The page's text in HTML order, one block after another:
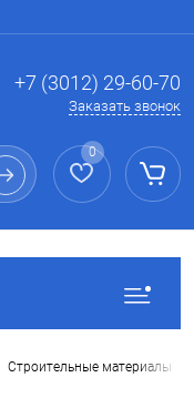
+7 (3012) 29-60-70
Заказать звонок
0
Строительные материалы